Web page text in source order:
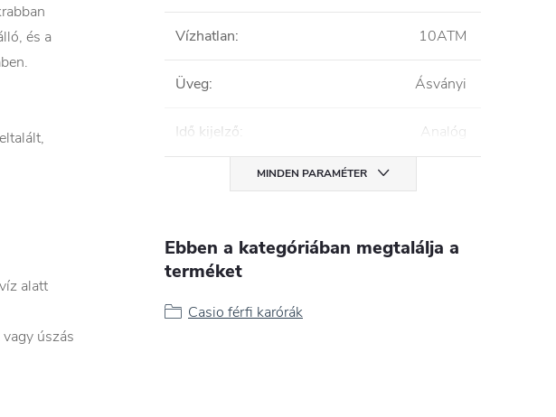
és a
alatt
úszás
Vízhatlan: 10ATM
Üveg: Ásványi
Idő kijelző: Analóg
MINDEN PARAMÉTER
Ebben a kategóriában megtalálja a
terméket
Casio férfi karórák